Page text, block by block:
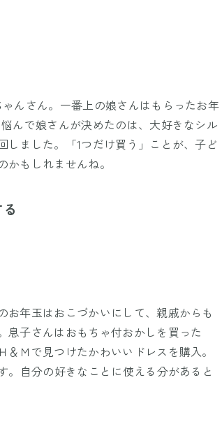
んさん。一番上の娘さんはもらったお年
んで娘さんが決めたのは、大好きなシル
ました。「1つだけ買う」ことが、子ど
もしれませんね。
年玉はおこづかいにして、親戚からも
息子さんはおもちゃ付おかしを買った
Ｍで見つけたかわいいドレスを購入。
。自分の好きなことに使える分があると